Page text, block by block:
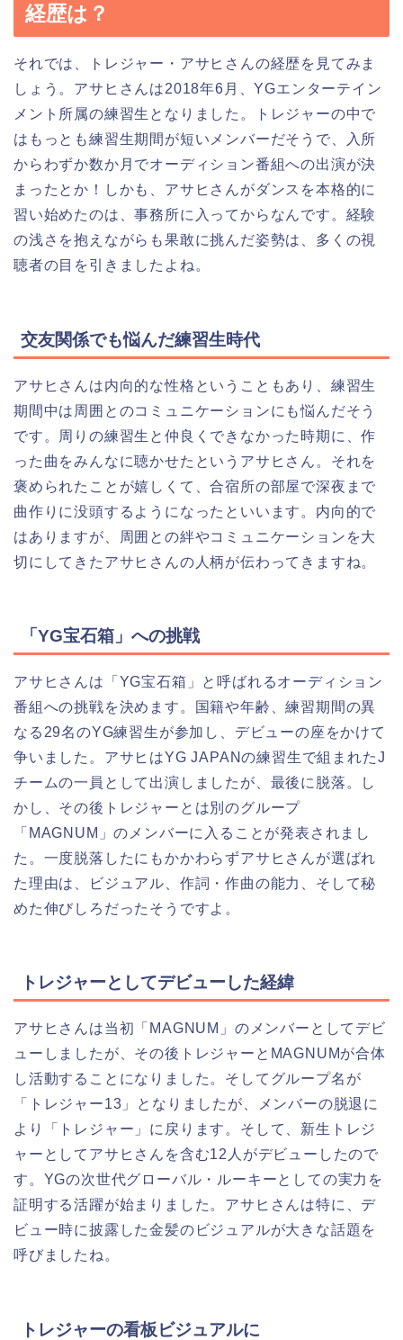
経歴は？
それでは、トレジャー・アサヒさんの経歴を見てみま
しょう。アサヒさんは2018年6月、YGエンターテイン
メント所属の練習生となりました。トレジャーの中で
はもっとも練習生期間が短いメンバーだそうで、入所
からわずか数か月でオーディション番組への出演が決
まったとか！しかも、アサヒさんがダンスを本格的に
習い始めたのは、事務所に入ってからなんです。経験
の浅さを抱えながらも果敢に挑んだ姿勢は、多くの視
聴者の目を引きましたよね。
交友関係でも悩んだ練習生時代
アサヒさんは内向的な性格ということもあり、練習生
期間中は周囲とのコミュニケーションにも悩んだそう
です。周りの練習生と仲良くできなかった時期に、作
った曲をみんなに聴かせたというアサヒさん。それを
褒められたことが嬉しくて、合宿所の部屋で深夜まで
曲作りに没頭するようになったといいます。内向的で
はありますが、周囲との絆やコミュニケーションを大
切にしてきたアサヒさんの人柄が伝わってきますね。
「YG宝石箱」への挑戦
アサヒさんは「YG宝石箱」と呼ばれるオーディション
番組への挑戦を決めます。国籍や年齢、練習期間の異
なる29名のYG練習生が参加し、デビューの座をかけて
争いました。アサヒはYG JAPANの練習生で組まれたJ
チームの一員として出演しましたが、最後に脱落。し
かし、その後トレジャーとは別のグループ
「MAGNUM」のメンバーに入ることが発表されまし
た。一度脱落したにもかかわらずアサヒさんが選ばれ
た理由は、ビジュアル、作詞・作曲の能力、そして秘
めた伸びしろだったそうですよ。
トレジャーとしてデビューした経緯
アサヒさんは当初「MAGNUM」のメンバーとしてデビ
ューしましたが、その後トレジャーとMAGNUMが合体
し活動することになりました。そしてグループ名が
「トレジャー13」となりましたが、メンバーの脱退に
より「トレジャー」に戻ります。そして、新生トレジ
ャーとしてアサヒさんを含む12人がデビューしたので
す。YGの次世代グローバル・ルーキーとしての実力を
証明する活躍が始まりました。アサヒさんは特に、デ
ビュー時に披露した金髪のビジュアルが大きな話題を
呼びましたね。
トレジャーの看板ビジュアルに